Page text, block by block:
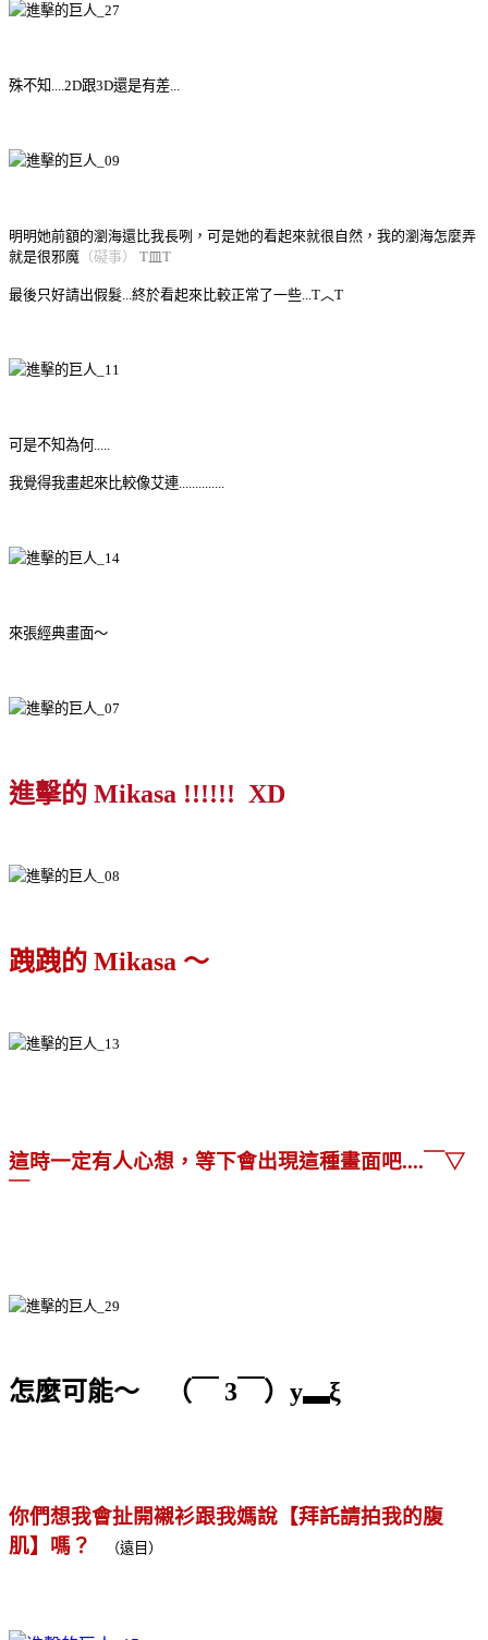
殊不知....2D跟3D還是有差...
明明她前額的瀏海還比我長咧，可是她的看起來就很自然，我的瀏海怎麼弄
就是很邪魔 （礙事） T皿T
最後只好請出假髮...終於看起來比較正常了一些...T︿T
可是不知為何.....
我覺得我畫起來比較像艾連..............
來張經典畫面～
進擊的 Mikasa !!!!!! XD
跩跩的 Mikasa ～
這時一定有人心想，等下會出現這種畫面吧....￣▽
怎麼可能～ （￣ 3￣）y▂ξ
你們想我會扯開襯衫跟我媽說【拜託請拍我的腹
肌】嗎？
（遠目）